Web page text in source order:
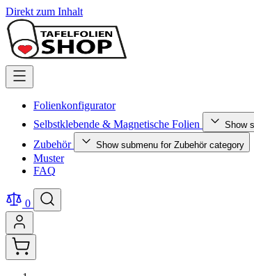
Direkt zum Inhalt
Folienkonfigurator
Selbstklebende & Magnetische Folien
Show
Zubehör Show submenu for Zubehör category
Muster
FAQ
0